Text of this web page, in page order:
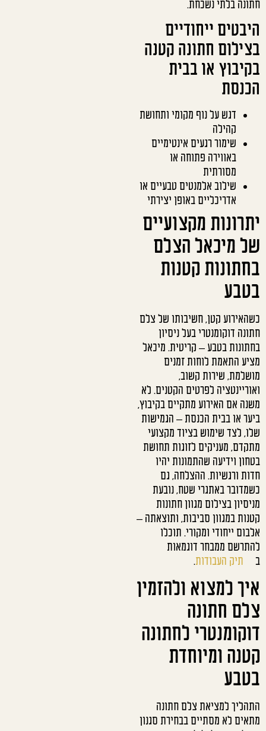
חתונה בלתי נשכחת.
היבטים ייחודיים
בצילום חתונה קטנה
בקיבוץ או בבית
הכנסת
דגש על נוף מקומי ותחושת
קהילה
שימור רגעים אינטימיים
באווירה פתוחה או
מסורתית
שילוב אלמנטים טבעיים או
אדריכליים באופן יצירתי
יתרונות מקצועיים
של מיכאל הצלם
בחתונות קטנות
בטבע
כשהאירוע קטן, חשיבותו של צלם
חתונה דוקומנטרי בעל ניסיון
בחתונות בטבע – קריטית. מיכאל
מציע התאמת לוחות זמנים
מושלמת, שירות קשוב,
ואוריינטציה לפרטים הקטנים. לא
משנה אם האירוע מתקיים בקיבוץ,
ביער או בבית הכנסת – הגמישות
שלו, לצד שימוש בציוד מקצועי
מתקדם, מעניקים לזוגות תחושת
בטחון וידיעה שהתמונות יהיו
חדות ורגשיות. ההצלחה, גם
כשמדובר באתגרי שטח, נובעת
מניסיון בצילום מגוון חתונות
קטנות במגוון סביבות, ותוצאתה –
אלבום ייחודי ומקורי. תוכלו
להתרשם ממבחר דוגמאות
ב
תיק העבודות.
איך למצוא ולהזמין
צלם חתונה
דוקומנטרי לחתונה
קטנה ומיוחדת
בטבע
התהליך למציאת צלם חתונה
מתאים לא מסתיים בבחירת סגנון